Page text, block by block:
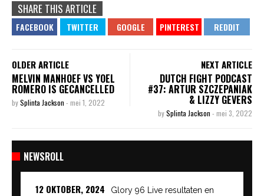
SHARE THIS ARTICLE
OLDER ARTICLE
MELVIN MANHOEF VS YOEL
ROMERO IS GECANCELLED
bySplinta Jackson - mei 1, 2022
NEXT ARTICLE
DUTCH FIGHT PODCAST
#37: ARTUR SZCZEPANIAK
& LIZZY GEVERS
bySplinta Jackson - mei 3, 2022
NEWSROLL
12 OKTOBER, 2024
Glory 96 Live resultaten en